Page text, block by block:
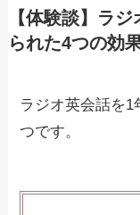
【体験談】ラ
られた4つの効
ラジオ英会話を1
つです。